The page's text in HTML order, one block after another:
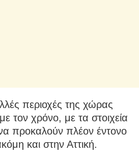
περιοχές της χώρας
τον χρόνο, με τα στοιχεία
προκαλούν πλέον έντονο
και στην Αττική.